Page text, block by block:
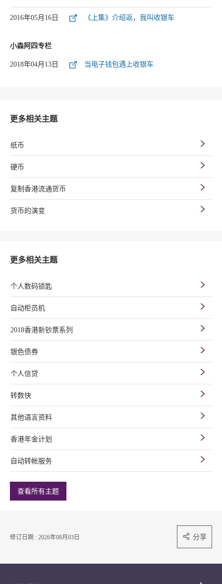
2016年05月16日 《上集》介绍返，我叫收银车
小森阿四专栏
2018年04月13日 当电子钱包遇上收银车
更多相关主题
纸币
硬币
复制香港流通货币
货币的演变
更多相关主题
个人数码锁匙
自动柜员机
2018香港新钞票系列
银色债券
个人信贷
转数快
其他语言资料
香港年金计划
自动转帐服务
查看所有主题
修订日期 : 2026年08月03日 分享